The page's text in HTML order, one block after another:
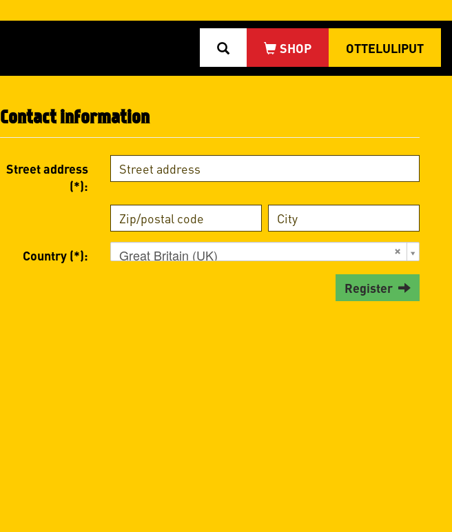
OTTELULIPUT
Contact information
Street address
(*):
Country (*): Great Britain (UK)
Register